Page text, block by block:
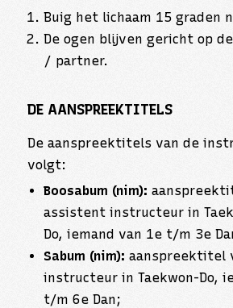
Buig het lichaam 15 graden
De ogen blijven gericht op
/ partner.
DE AANSPREEKTITELS
De aanspreektitels van de
volgt:
Boosabum (nim):
assistent instructeur in
Do, iemand van 1e t/m 3e
Sabum (nim): aanspreektitel
instructeur in Taekwon-Do,
t/m 6e Dan;